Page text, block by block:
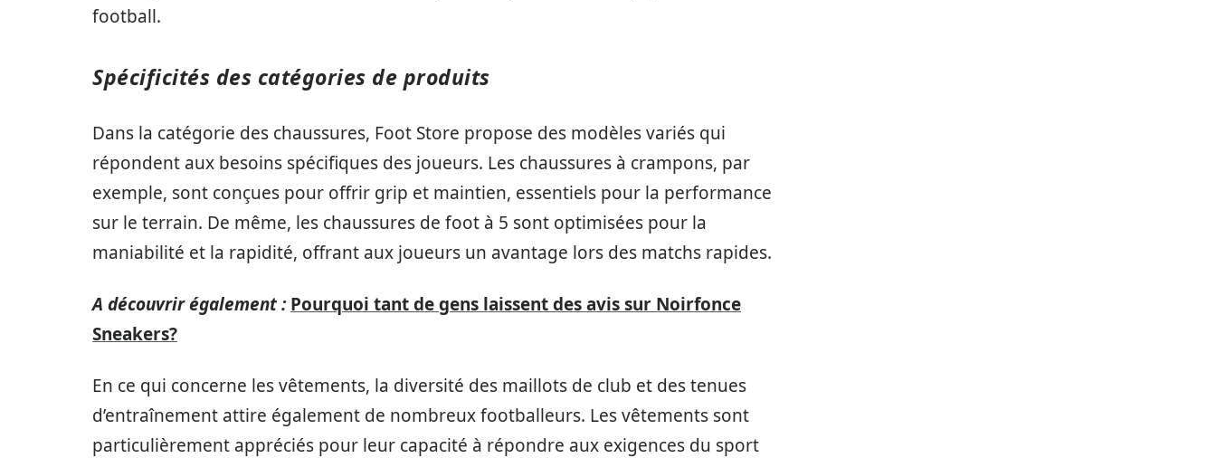
football.
Spécificités des catégories de produits
Dans la catégorie des chaussures, Foot Store propose des modèles variés qui
répondent aux besoins spécifiques des joueurs. Les chaussures à crampons, par
exemple, sont conçues pour offrir grip et maintien, essentiels pour la performance
sur le terrain. De même, les chaussures de foot à 5 sont optimisées pour la
maniabilité et la rapidité, offrant aux joueurs un avantage lors des matchs rapides.
A découvrir également : Pourquoi tant de gens laissent des avis sur Noirfonce
Sneakers?
En ce qui concerne les vêtements, la diversité des maillots de club et des tenues
d’entraînement attire également de nombreux footballeurs. Les vêtements sont
particulièrement appréciés pour leur capacité à répondre aux exigences du sport